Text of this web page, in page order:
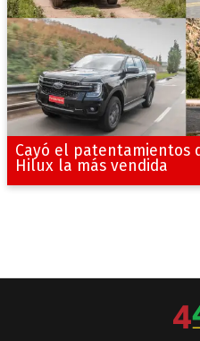
Cayó el patentamientos
Hilux la más vendida